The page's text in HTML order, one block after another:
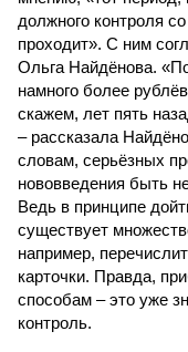
должного контроля
проходит». С ним
Ольга Найдёнова.
намного более
скажем, лет пять
– рассказала
словам, серьёзных
нововведения быть
Ведь в принципе
существует
например,
карточки. Правда,
способам – это уже
контроль.